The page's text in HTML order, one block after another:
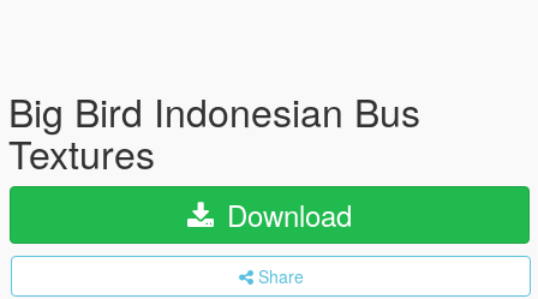
Big Bird Indonesian Bus
Textures
Download
Share